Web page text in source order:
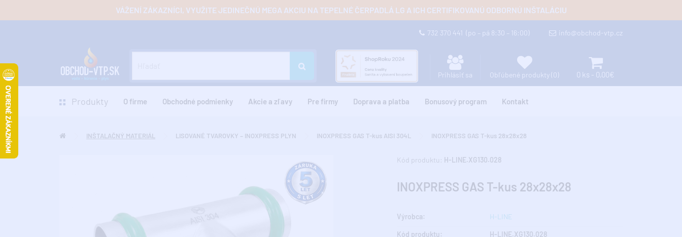
VÁŽENÍ ZÁKAZNÍCI, VYUŽITE JEDINEČNÚ MEGA AKCIU NA TEPELNÉ ČERPADLÁ LG A ICH CERTIFIKOVANÚ ODBORNÚ INŠTALÁCIU
Prihlásiť sa Obľúbené produkty (0) 0 ks - 0,00€
732 370 441 (po – pá 8:30 – 16:00) info@obchod-vtp.cz
Produkty O firme Obchodné podmienky Akcie a zľavy Pre firmy Doprava a platba Bonusový program Kontakt
INŠTALAČNÝ MATERIÁL LISOVANÉ TVAROVKY – INOXPRESS PLYN INOXPRESS GAS T-kus AISI 304L INOXPRESS GAS T-kus 28x28x28
Kód produktu: H-LINE.XG130.028
INOXPRESS GAS T-kus 28x28x28
Výrobca: H-LINE
Kód produktu: H-LINE.XG130.028